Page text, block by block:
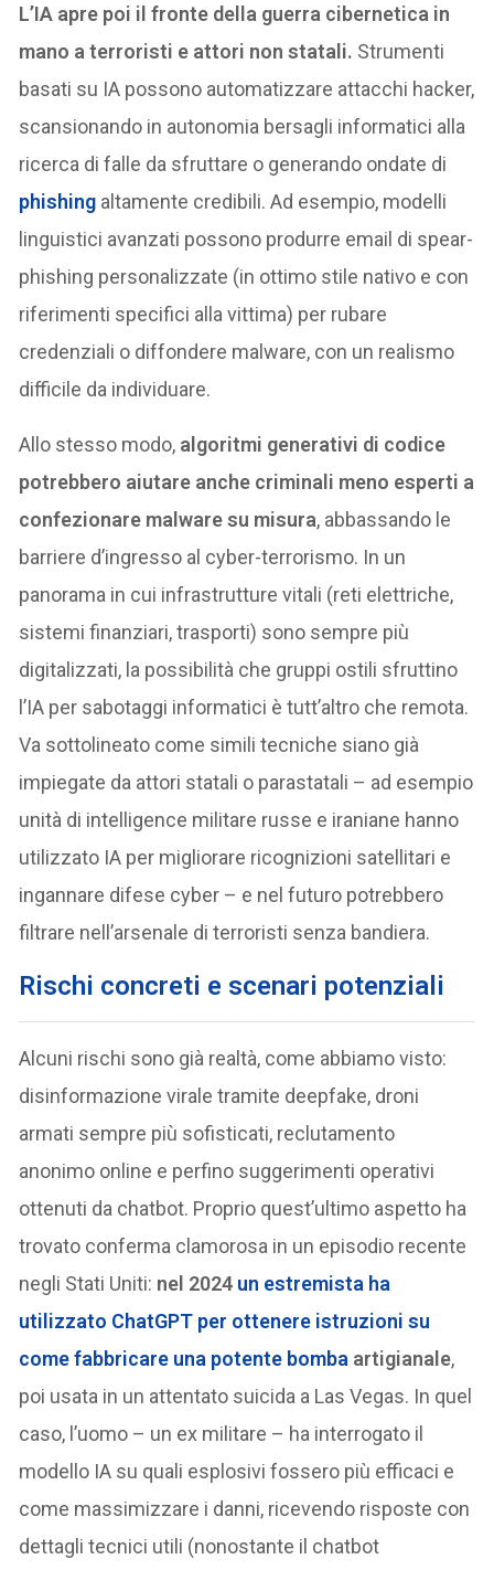
L’IA apre poi il fronte della guerra cibernetica in
mano a terroristi e attori non statali. Strumenti
basati su IA possono automatizzare attacchi hacker,
scansionando in autonomia bersagli informatici alla
ricerca di falle da sfruttare o generando ondate di
phishing altamente credibili. Ad esempio, modelli
linguistici avanzati possono produrre email di spear-
phishing personalizzate (in ottimo stile nativo e con
riferimenti specifici alla vittima) per rubare
credenziali o diffondere malware, con un realismo
difficile da individuare.
Allo stesso modo, algoritmi generativi di codice
potrebbero aiutare anche criminali meno esperti a
confezionare malware su misura, abbassando le
barriere d’ingresso al cyber-terrorismo. In un
panorama in cui infrastrutture vitali (reti elettriche,
sistemi finanziari, trasporti) sono sempre più
digitalizzati, la possibilità che gruppi ostili sfruttino
l’IA per sabotaggi informatici è tutt’altro che remota.
Va sottolineato come simili tecniche siano già
impiegate da attori statali o parastatali – ad esempio
unità di intelligence militare russe e iraniane hanno
utilizzato IA per migliorare ricognizioni satellitari e
ingannare difese cyber – e nel futuro potrebbero
filtrare nell’arsenale di terroristi senza bandiera.
Rischi concreti e scenari potenziali
Alcuni rischi sono già realtà, come abbiamo visto:
disinformazione virale tramite deepfake, droni
armati sempre più sofisticati, reclutamento
anonimo online e perfino suggerimenti operativi
ottenuti da chatbot. Proprio quest’ultimo aspetto ha
trovato conferma clamorosa in un episodio recente
negli Stati Uniti: nel 2024 un estremista ha
utilizzato ChatGPT per ottenere istruzioni su
come fabbricare una potente bomba artigianale,
poi usata in un attentato suicida a Las Vegas. In quel
caso, l’uomo – un ex militare – ha interrogato il
modello IA su quali esplosivi fossero più efficaci e
come massimizzare i danni, ricevendo risposte con
dettagli tecnici utili (nonostante il chatbot